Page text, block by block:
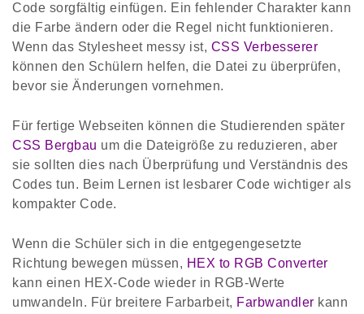
Code sorgfältig einfügen. Ein fehlender Charakter kann
die Farbe ändern oder die Regel nicht funktionieren.
Wenn das Stylesheet messy ist, CSS Verbesserer
können den Schülern helfen, die Datei zu überprüfen,
bevor sie Änderungen vornehmen.
Für fertige Webseiten können die Studierenden später
CSS Bergbau um die Dateigröße zu reduzieren, aber
sie sollten dies nach Überprüfung und Verständnis des
Codes tun. Beim Lernen ist lesbarer Code wichtiger als
kompakter Code.
Wenn die Schüler sich in die entgegengesetzte
Richtung bewegen müssen, HEX to RGB Converter
kann einen HEX-Code wieder in RGB-Werte
umwandeln. Für breitere Farbarbeit, Farbwandler kann